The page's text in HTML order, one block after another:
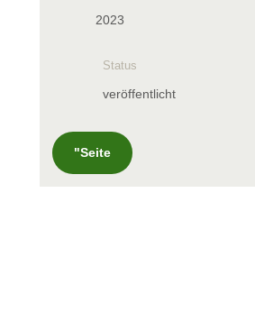
2023
Status
veröffentlicht
"Seite